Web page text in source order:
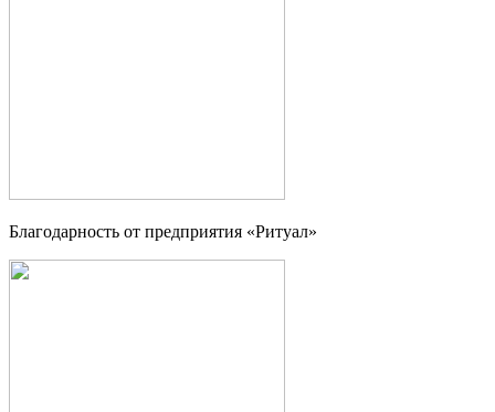
Благодарность от предприятия «Ритуал»